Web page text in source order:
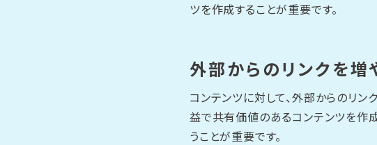
ツを作成することが重要です。
外部からのリンクを増
コンテンツに対して、外部からのリン
益で共有価値のあるコンテンツを作
うことが重要です。